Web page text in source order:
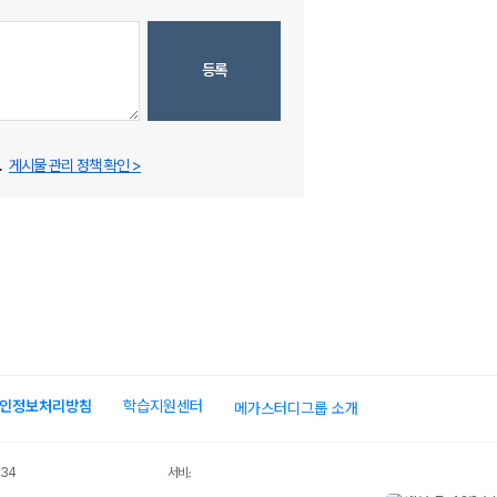
등록
게시물 관리 정책 확인 >
정보처리방침 학습지원센터 메가스터디그룹 소개
서비스 가입사실 확인